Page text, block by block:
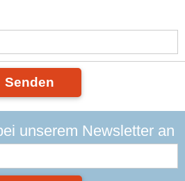
Senden
unserem Newsletter an